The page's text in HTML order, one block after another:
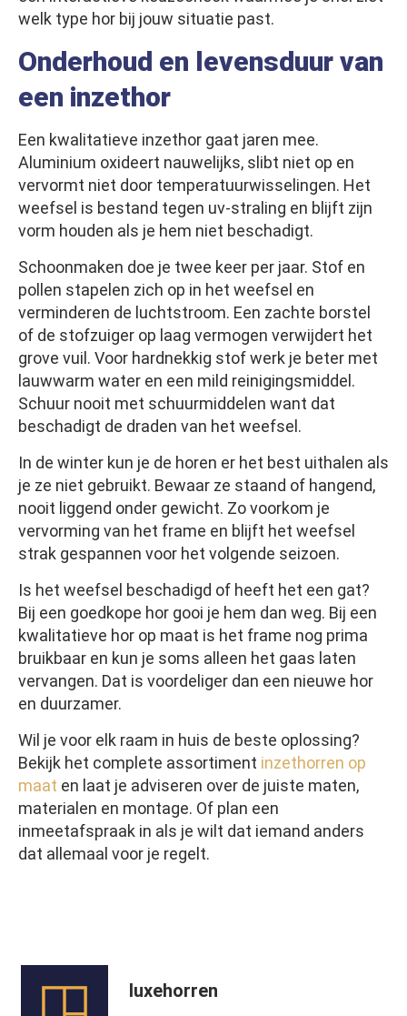
welk type hor bij jouw situatie past.
Onderhoud en levensduur van
een inzethor
Een kwalitatieve inzethor gaat jaren mee.
Aluminium oxideert nauwelijks, slibt niet op en
vervormt niet door temperatuurwisselingen. Het
weefsel is bestand tegen uv-straling en blijft zijn
vorm houden als je hem niet beschadigt.
Schoonmaken doe je twee keer per jaar. Stof en
pollen stapelen zich op in het weefsel en
verminderen de luchtstroom. Een zachte borstel
of de stofzuiger op laag vermogen verwijdert het
grove vuil. Voor hardnekkig stof werk je beter met
lauwwarm water en een mild reinigingsmiddel.
Schuur nooit met schuurmiddelen want dat
beschadigt de draden van het weefsel.
In de winter kun je de horen er het best uithalen als
je ze niet gebruikt. Bewaar ze staand of hangend,
nooit liggend onder gewicht. Zo voorkom je
vervorming van het frame en blijft het weefsel
strak gespannen voor het volgende seizoen.
Is het weefsel beschadigd of heeft het een gat?
Bij een goedkope hor gooi je hem dan weg. Bij een
kwalitatieve hor op maat is het frame nog prima
bruikbaar en kun je soms alleen het gaas laten
vervangen. Dat is voordeliger dan een nieuwe hor
en duurzamer.
Wil je voor elk raam in huis de beste oplossing?
Bekijk het complete assortiment inzethorren op
maat en laat je adviseren over de juiste maten,
materialen en montage. Of plan een
inmeetafspraak in als je wilt dat iemand anders
dat allemaal voor je regelt.
luxehorren